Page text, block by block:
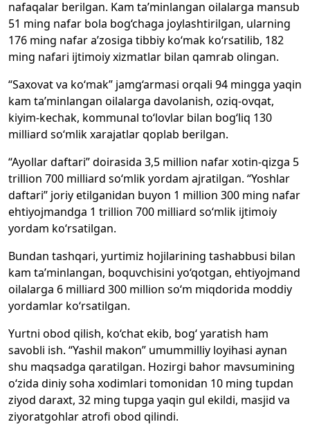
nafaqalar berilgan. Kam ta’minlangan oilalarga mansub
51 ming nafar bola bog‘chaga joylashtirilgan, ularning
176 ming nafar a’zosiga tibbiy ko‘mak ko‘rsatilib, 182
ming nafari ijtimoiy xizmatlar bilan qamrab olingan.
“Saxovat va ko‘mak” jamg‘armasi orqali 94 mingga yaqin
kam ta’minlangan oilalarga davolanish, oziq-ovqat,
kiyim-kechak, kommunal to‘lovlar bilan bog‘liq 130
milliard so‘mlik xarajatlar qoplab berilgan.
“Ayollar daftari” doirasida 3,5 million nafar xotin-qizga 5
trillion 700 milliard so‘mlik yordam ajratilgan. “Yoshlar
daftari” joriy etilganidan buyon 1 million 300 ming nafar
ehtiyojmandga 1 trillion 700 milliard so‘mlik ijtimoiy
yordam ko‘rsatilgan.
Bundan tashqari, yurtimiz hojilarining tashabbusi bilan
kam ta’minlangan, boquvchisini yo‘qotgan, ehtiyojmand
oilalarga 6 milliard 300 million so‘m miqdorida moddiy
yordamlar ko‘rsatilgan.
Yurtni obod qilish, ko‘chat ekib, bog‘ yaratish ham
savobli ish. “Yashil makon” umummilliy loyihasi aynan
shu maqsadga qaratilgan. Hozirgi bahor mavsumining
o‘zida diniy soha xodimlari tomonidan 10 ming tupdan
ziyod daraxt, 32 ming tupga yaqin gul ekildi, masjid va
ziyoratgohlar atrofi obod qilindi.